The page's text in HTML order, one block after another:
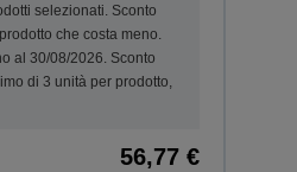
selezionati. Sconto
che costa meno.
al 30/08/2026. Sconto
di 3 unità per prodotto,
56,77 €